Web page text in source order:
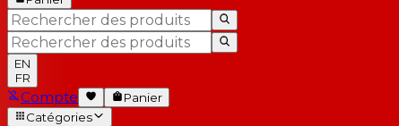
EN
FR
Compte
Panier
Catégories